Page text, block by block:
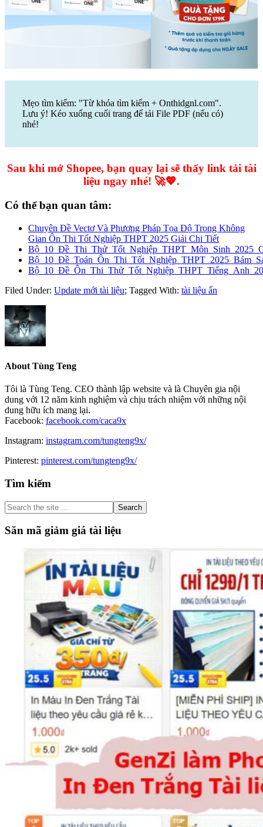
Mẹo tìm kiếm: "Từ khóa tìm kiếm + Onthidgnl.com".
Lưu ý! Kéo xuống cuối trang để tải File PDF (nếu có)
nhé!
Sau khi mở Shopee, bạn quay lại sẽ thấy link tải tài
liệu ngay nhé! 🚀💖.
Có thể bạn quan tâm:
Chuyên Đề Vectơ Và Phương Pháp Tọa Độ Trong Không
Gian Ôn Thi Tốt Nghiệp THPT 2025 Giải Chi Tiết
Filed Under: Update mới tài liệu; Tagged With: tài liệu ẩn
About Tùng Teng
Tôi là Tùng Teng. CEO thành lập website và là Chuyên gia nội
dung với 12 năm kinh nghiệm và chịu trách nhiệm với những nội
dung hữu ích mang lại.
Facebook: facebook.com/caca9x
Instagram: instagram.com/tungteng9x/
Pinterest: pinterest.com/tungteng9x/
Primary
Sidebar
Tìm kiếm
Search
the
site
...
Săn mã giảm giá tài liệu